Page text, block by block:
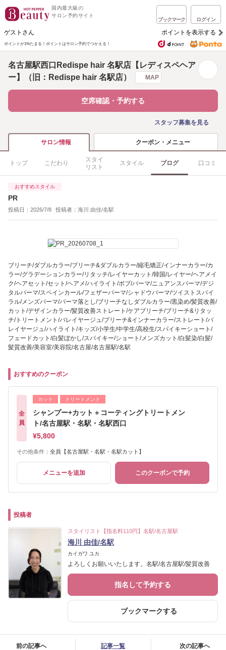
国内最大級の
サロン予約サイト
ブックマーク ログイン
ゲストさん ポイントを表示する
ポイントが1%たまる！ ポイントはサロン予約でつかえる！
名古屋駅西口Redispe hair 名駅店【レディスペヘア
ー】（旧：Redispe hair 名駅店）
MAP
空席確認・予約する
スタッフ募集を見る
サロン情報 クーポン・メニュー
トップ こだわり
スタイ
リスト
スタイル ブログ 口コミ
おすすめスタイル
PR
投稿日：2026/7/8 投稿者：海川 由佳/名駅
ブリーチ/ダブルカラー/ブリーチ&ダブルカラー/縮毛矯正/インナーカラー/カ
ラー/グラデーションカラー/リタッチ/レイヤーカット/韓国/レイヤー/ヘアメイ
ク/ヘアセット/セット/ヘアメ/ハイライト/ボブ/パーマ/ニュアンスパーマ/デジ
タルパーマ/スペインカール/フェザーパーマ/シャドウパーマ/ツイストスパイ
ラル/メンズパーマ/パーマ落とし/ブリーチなしダブルカラー/黒染め/髪質改善/
カット/デザインカラー/髪質改善ストレート/ケアブリーチ/ブリーチ&リタッ
チ/トリートメント/バレイヤージュ/ブリーチ&インナーカラー/ストレート/バ
レイヤージュ/ハイライト/キッズ/小学生/中学生/高校生/スパイキーショート/
フェードカット/白髪ぼかし/スパイキー/ショート/メンズカット/白髪染/白髪/
髪質改善/美容室/美容院/名古屋/名古屋駅/名駅
おすすめのクーポン
全
員
カット トリートメント
シャンプー+カット＋コーティングトリートメン
ト/名古屋駅・名駅・名駅西口
¥5,800
その他条件： 全員【名古屋駅・名駅・名駅カット】
メニューを追加 このクーポンで予約
投稿者
スタイリスト【指名料110円】名駅/名古屋駅
海川 由佳/名駅
カイガワ ユカ
よろしくお願いいたします。名駅/名古屋駅/髪質改善
指名して予約する
ブックマークする
前の記事へ 記事一覧 次の記事へ